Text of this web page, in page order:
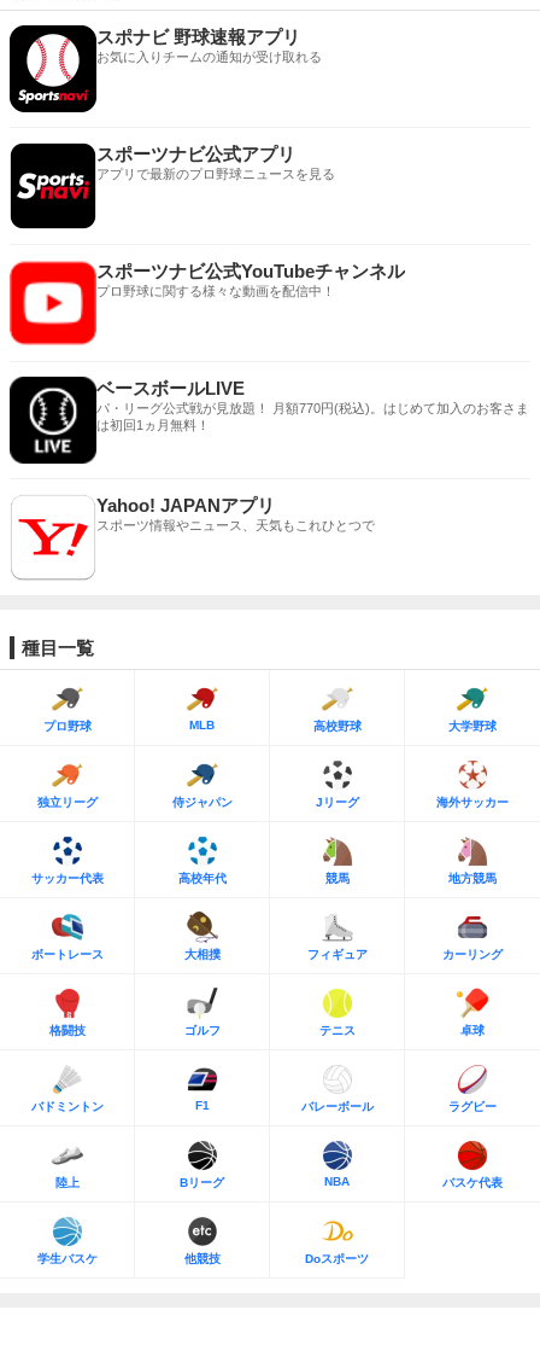
スポナビ 野球速報アプリ
お気に入りチームの通知が受け取れる
スポーツナビ公式アプリ
アプリで最新のプロ野球ニュースを見る
スポーツナビ公式YouTubeチャンネル
プロ野球に関する様々な動画を配信中！
ベースボールLIVE
パ・リーグ公式戦が見放題！ 月額770円(税込)。はじめて加入のお客さま
は初回1ヵ月無料！
Yahoo! JAPANアプリ
スポーツ情報やニュース、天気もこれひとつで
種目一覧
プロ野球 MLB 高校野球 大学野球
独立リーグ 侍ジャパン Jリーグ 海外サッカー
サッカー代表 高校年代 競馬 地方競馬
ボートレース 大相撲 フィギュア カーリング
格闘技 ゴルフ テニス 卓球
バドミントン F1 バレーボール ラグビー
陸上 Bリーグ NBA バスケ代表
学生バスケ 他競技 Doスポーツ